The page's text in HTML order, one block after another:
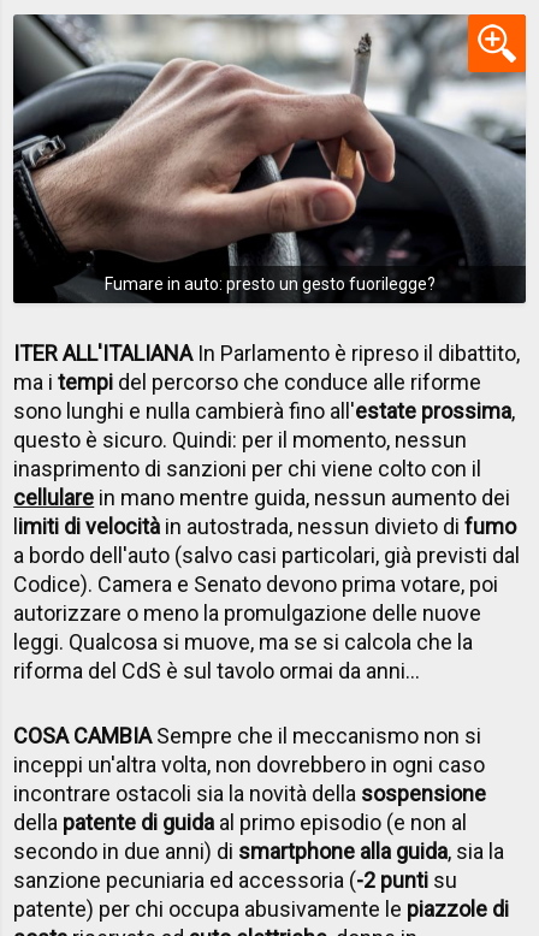
Fumare in auto: presto un gesto fuorilegge?
ITER ALL'ITALIANAIn Parlamento è ripreso il dibattito,
ma itempi del percorso che conduce alle riforme
sono lunghi e nulla cambierà fino all'estate prossima,
questo è sicuro. Quindi: per il momento, nessun
inasprimento di sanzioni per chi viene colto con il
cellulare in mano mentre guida, nessun aumento dei
limiti di velocità in autostrada, nessun divieto difumo
a bordo dell'auto (salvo casi particolari, già previsti dal
Codice). Camera e Senato devono prima votare, poi
autorizzare o meno la promulgazione delle nuove
leggi. Qualcosa si muove, ma se si calcola che la
riforma del CdS è sul tavolo ormai da anni...
COSA CAMBIASempre che il meccanismo non si
inceppi un'altra volta, non dovrebbero in ogni caso
incontrare ostacoli sia la novità della sospensione
della patente di guida al primo episodio (e non al
secondo in due anni) di smartphone alla guida, sia la
sanzione pecuniaria ed accessoria (-2 punti su
patente) per chi occupa abusivamente le piazzole di